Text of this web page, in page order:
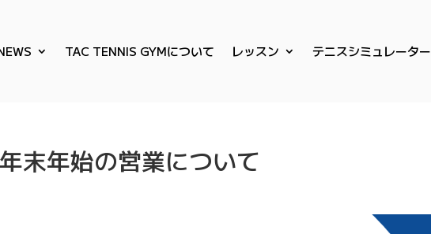
TAC TENNIS GYMについて レッスン テニスシミュレーター
末年始の営業について